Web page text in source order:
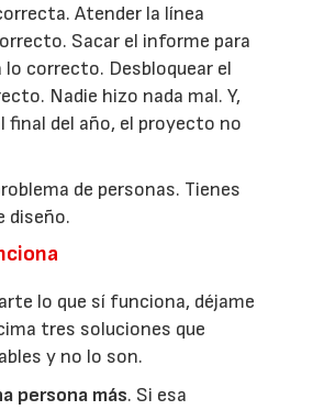
Atender la línea
Sacar el informe para
lo correcto. Desbloquear el
Nadie hizo nada mal. Y,
final del año, el proyecto no
de personas. Tienes
diseño.
lo que sí funciona, déjame
tres soluciones que
y no lo son.
persona más. Si esa